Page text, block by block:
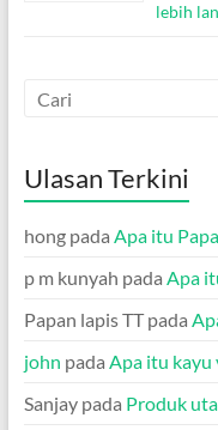
lebih
Ulasan Terkini
hongpada Apa itu
p m kunyah pada Apa
Papan lapis TTpada
john pada Apa itu kayu
Sanjaypada Produk